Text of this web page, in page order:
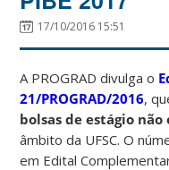
17/10/2016 15:51
A PROGRAD divulga o
21/PROGRAD/2016,
bolsas de estágio
âmbito da UFSC. O
em Edital